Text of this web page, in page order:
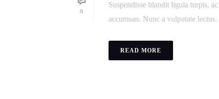
0
Suspendisse blandit ligula turpis,
accumsan. Nunc a vulputate
READ MORE